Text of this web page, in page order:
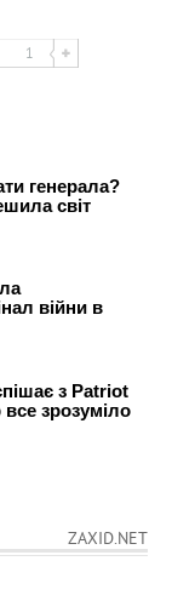
1
ZAXID.NET